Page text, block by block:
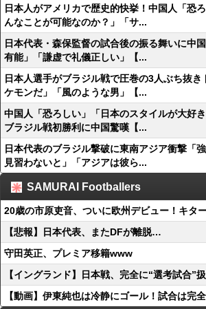
日本人がアメリカで歴史的快挙！中国人「恐
んなことが可能なのか？」「サ...
日本代表・森保監督の試合後の振る舞いに中
有能」「謙虚で礼儀正しい」【...
日本人選手がブラジル戦で圧巻の3人ぶち抜
ケモンだ」「風のような男」【...
中国人「恐ろしい」「日本のスタイルが大好
ブラジル戦初勝利に中国驚嘆【...
日本代表のブラジル撃破に東南アジア衝撃「
見習わないと」「アジアは彼ら...
SAMURAI Footballers
20歳の市原吏音、ついに欧州デビュー！キタ
【悲報】日本代表、またDFが離脱…
守田英正、プレミア移籍www
【イングランド】日本戦、完全に“選考試合”
【動画】伊東純也は冷静にゴール！試合は完